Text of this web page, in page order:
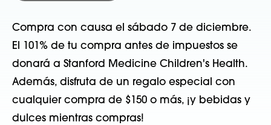
Compra con causa el sábado 7 de diciembre.
El 101% de tu compra antes de impuestos se
donará a Stanford Medicine Children's Health.
Además, disfruta de un regalo especial con
cualquier compra de $150 o más, ¡y bebidas y
dulces mientras compras!